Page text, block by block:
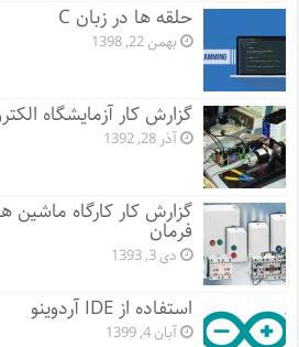
حلقه ها در زبان C
بهمن 22, 1398
گزارش کار آزمایشگاه
آذر 28, 1392
گزارش کار کارگاه ماشین
فرمان
دی 3, 1393
استفاده از IDE آردوینو
آبان 4, 1399